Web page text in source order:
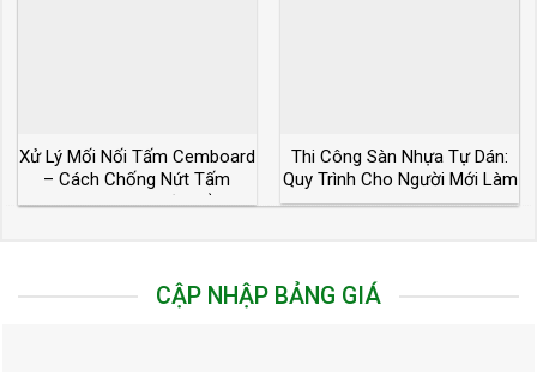
Xử Lý Mối Nối Tấm Cemboard
– Cách Chống Nứt Tấm
Cemboard Triệt Để
Thi Công Sàn Nhựa Tự Dán:
Quy Trình Cho Người Mới Làm
CẬP NHẬP BẢNG GIÁ